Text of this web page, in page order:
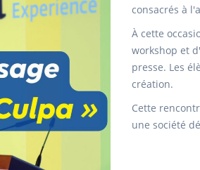
consacrés à
À cette
workshop et
presse. Les
création.
Cette
une société